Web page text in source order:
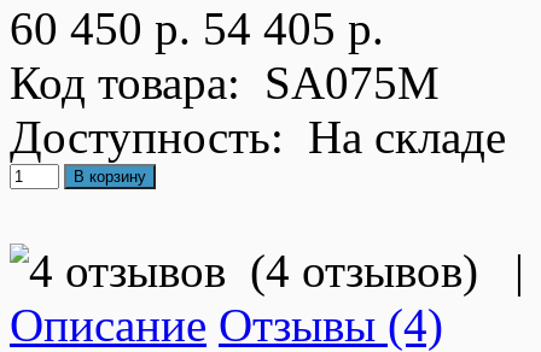
60 450 р. 54 405 р.
Код товара: SA075M
Доступность: На складе
(4 отзывов) |
Описание Отзывы (4)